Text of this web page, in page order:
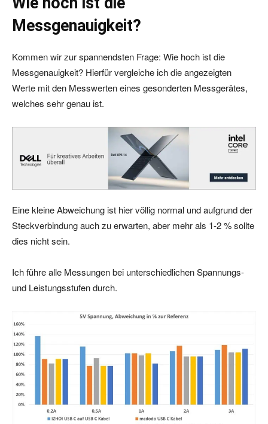
Messgenauigkeit?
Kommen wir zur spannendsten Frage: Wie hoch ist die
Messgenauigkeit? Hierfür vergleiche ich die angezeigten
Werte mit den Messwerten eines gesonderten Messgerätes,
welches sehr genau ist.
Eine kleine Abweichung ist hier völlig normal und aufgrund der
Steckverbindung auch zu erwarten, aber mehr als 1-2 % sollte
dies nicht sein.
Ich führe alle Messungen bei unterschiedlichen Spannungs-
und Leistungsstufen durch.